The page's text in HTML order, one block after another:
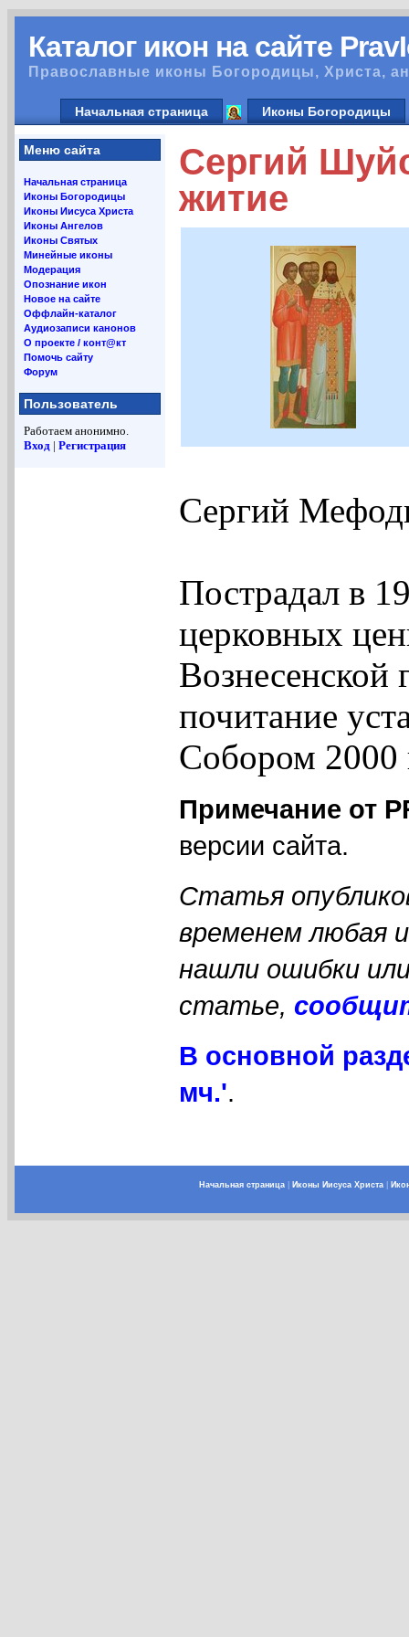
Каталог икон на сайте
Православные иконы Богородицы, Христа,
Начальная страница Иконы Богородицы
Меню сайта
Начальная страница
Иконы Богородицы
Иконы Иисуса Христа
Иконы Ангелов
Иконы Святых
Минейные иконы
Модерация
Опознание икон
Новое на сайте
Оффлайн-каталог
Аудиозаписи канонов
О проекте / конт@кт
Помочь сайту
Форум
Пользователь
Работаем анонимно.
Вход | Регистрация
Сергий
житие
Сергий
Пострадал в
церковных
Вознесенской
почитание
Собором 2000
Примечание от
версии сайта.
Статья
временем любая
нашли ошибки
статье,
В основной
мч.'.
Начальная страница| Иконы Иисуса Христа|